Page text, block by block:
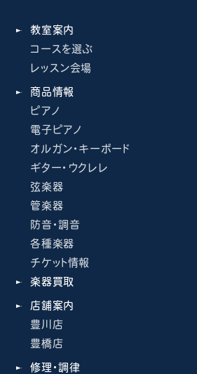
教室案内
コースを選ぶ
レッスン会場
商品情報
ピアノ
電子ピアノ
オルガン・キーボード
ギター・ウクレレ
弦楽器
管楽器
防音・調音
各種楽器
チケット情報
楽器買取
店舗案内
豊川店
豊橋店
修理・調律